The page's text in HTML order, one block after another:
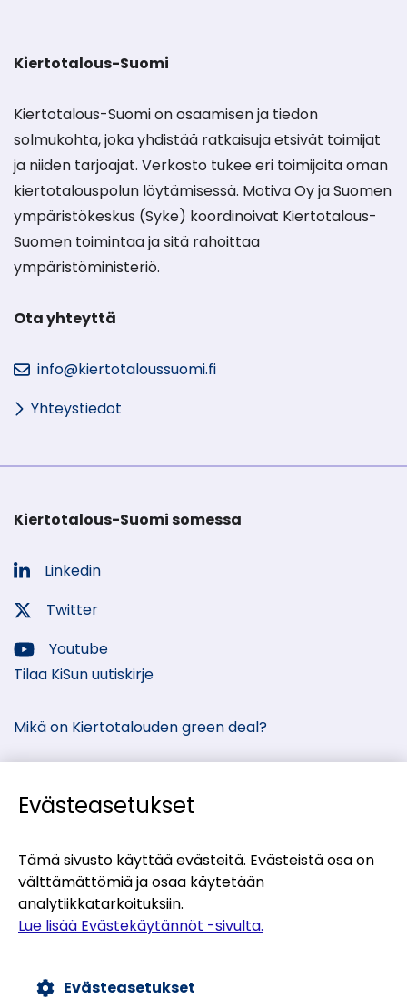
Kiertotalous-Suomi
Kiertotalous-Suomi on osaamisen ja tiedon
solmukohta, joka yhdistää ratkaisuja etsivät toimijat
ja niiden tarjoajat. Verkosto tukee eri toimijoita oman
kiertotalouspolun löytämisessä. Motiva Oy ja Suomen
ympäristökeskus (Syke) koordinoivat Kiertotalous-
Suomen toimintaa ja sitä rahoittaa
ympäristöministeriö.
Ota yhteyttä
info@kiertotaloussuomi.fi
Yhteystiedot
Kiertotalous-Suomi somessa
Sosiaalinen
media:
Linkedin
Sosiaalinen
media:
Twitter
Sosiaalinen
media:
Youtube
Tilaa KiSun uutiskirje
Mikä on Kiertotalouden green deal?
Materiaalitori(siirryt
toiseen
Teollisten symbioosien palvelu(siirryt
Evästeasetukset
Tämä sivusto käyttää evästeitä. Evästeistä osa on
välttämättömiä ja osaa käytetään
analytiikkatarkoituksiin.
Lue lisää Evästekäytännöt -sivulta.
Evästeasetukset